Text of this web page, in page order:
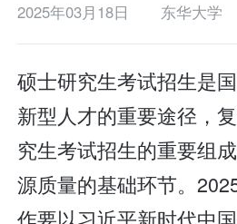
2025年03月18日 东华大学
硕士研究生考试招生是
新型人才的重要途径，
究生考试招生的重要组
源质量的基础环节。